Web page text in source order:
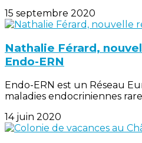
15 septembre 2020
Nathalie Férard,
Endo-ERN
Endo-ERN est un Réseau
maladies endocriniennes
14 juin 2020